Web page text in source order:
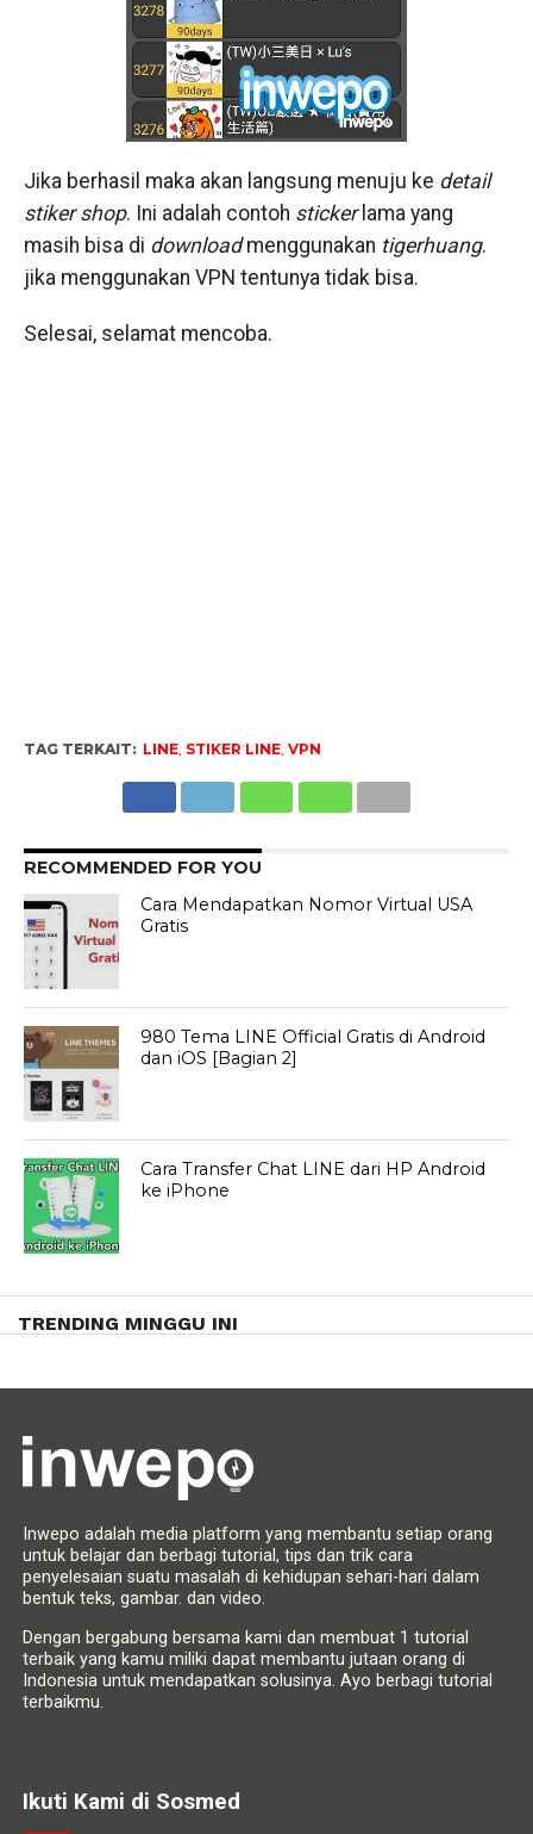
Jika berhasil maka akan langsung menuju ke detail
stiker shop. Ini adalah contoh stickerlama yang
masih bisa di downloadmenggunakan tigerhuang.
jika menggunakan VPN tentunya tidak bisa.
Selesai, selamat mencoba.
TAG TERKAIT: LINE, STIKER LINE, VPN
RECOMMENDED FOR YOU
Cara Mendapatkan Nomor Virtual USA
Gratis
980 Tema LINE Official Gratis di Android
dan iOS [Bagian 2]
Cara Transfer Chat LINE dari HP Android
ke iPhone
TRENDING MINGGU INI
Inwepo adalah media platform yang membantu setiap orang
untuk belajar dan berbagi tutorial, tips dan trik cara
penyelesaian suatu masalah di kehidupan sehari-hari dalam
bentuk teks, gambar. dan video.
Dengan bergabung bersama kami dan membuat 1 tutorial
terbaik yang kamu miliki dapat membantu jutaan orang di
Indonesia untuk mendapatkan solusinya. Ayo berbagi tutorial
terbaikmu.
Ikuti Kami di Sosmed